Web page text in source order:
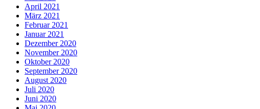
April 2021
März 2021
Februar 2021
Januar 2021
Dezember 2020
November 2020
Oktober 2020
September 2020
August 2020
Juli 2020
Juni 2020